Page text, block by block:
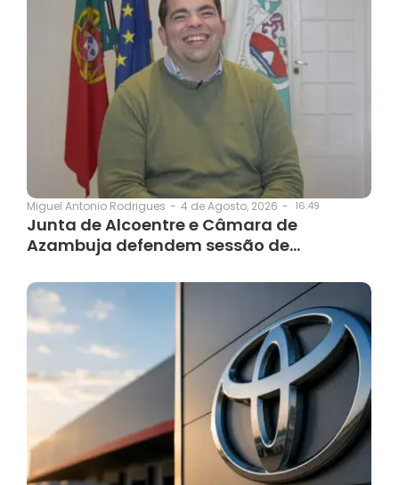
Miguel Antonio Rodrigues - 4 de Agosto, 2026 - 16:49
Junta de Alcoentre e Câmara de
Azambuja defendem sessão de…